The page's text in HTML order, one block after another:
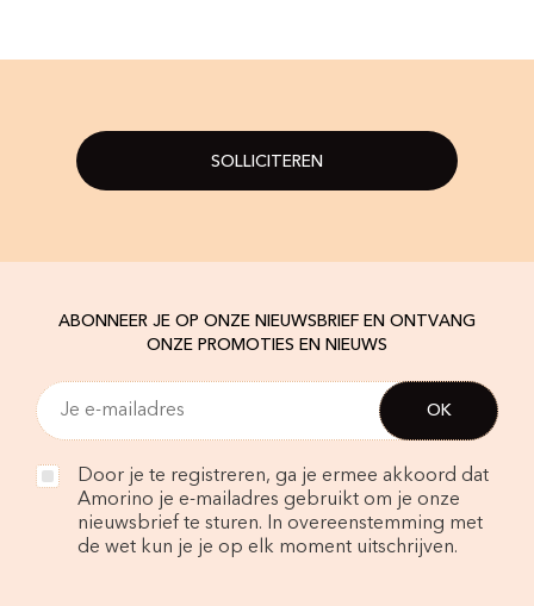
SOLLICITEREN
ABONNEER JE OP ONZE NIEUWSBRIEF EN ONTVANG
ONZE PROMOTIES EN NIEUWS
Door je te registreren, ga je ermee akkoord dat
Amorino je e-mailadres gebruikt om je onze
nieuwsbrief te sturen. In overeenstemming met
de wet kun je je op elk moment uitschrijven.